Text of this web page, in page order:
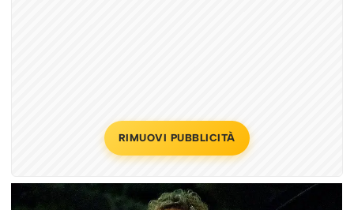
RIMUOVI PUBBLICITÀ